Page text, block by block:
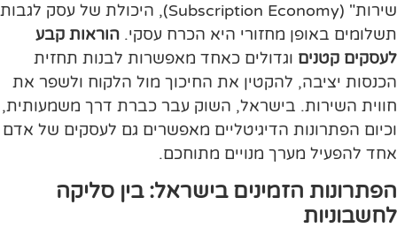
שירות" (Subscription Economy), היכולת של עסק לגבות
תשלומים באופן מחזורי היא הכרח עסקי. הוראות קבע
לעסקים קטנים וגדולים כאחד מאפשרות לבנות תחזית
הכנסות יציבה, להקטין את החיכוך מול הלקוח ולשפר את
חווית השירות. בישראל, השוק עבר כברת דרך משמעותית,
וכיום הפתרונות הדיגיטליים מאפשרים גם לעסקים של אדם
אחד להפעיל מערך מנויים מתוחכם.
הפתרונות הזמינים בישראל: בין סליקה
לחשבוניות